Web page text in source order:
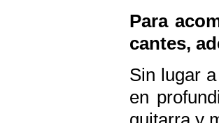
Para
cantes,
Sin lugar
en